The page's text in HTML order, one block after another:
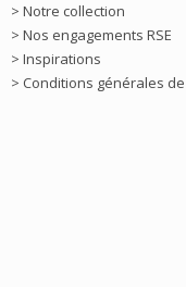
> Notre collection
> Nos engagements RSE
> Inspirations
> Conditions générales